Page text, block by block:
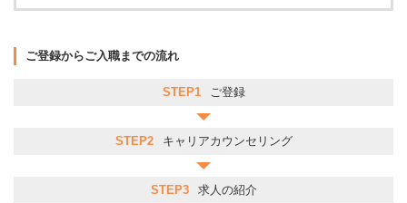
ご登録からご入職までの流れ
STEP1 ご登録
STEP2 キャリアカウンセリング
STEP3 求人の紹介